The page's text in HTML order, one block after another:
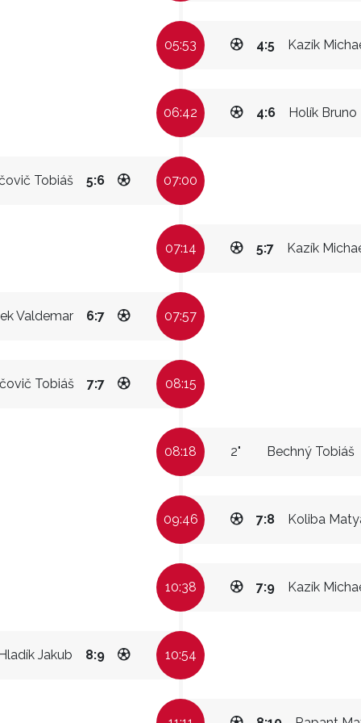
05:53 Kazík
4:5
06:42 Holík Bruno
4:6
Tobiáš 5:6 07:00
07:14 Kazík
5:7
Valdemar 6:7 07:57
Tobiáš 7:7 08:15
08:18 Bechný Tobiáš
2"
09:46 Koliba
7:8
10:38 Kazík
7:9
Jakub 8:9 10:54